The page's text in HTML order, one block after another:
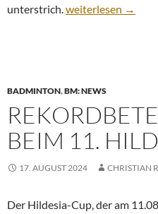
unterstrich.Goldener Erfolg
weiterlesen →
BADMINTON,BM: NEWS
BEIM 11.
17. AUGUST 2024 CHRISTIAN
Der Hildesia-Cup, der am